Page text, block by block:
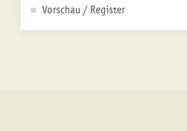
Vorschau / Register